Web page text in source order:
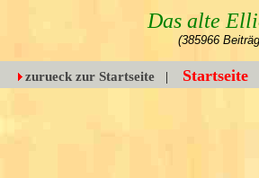
Das alte
(385966
zurueck zur Startseite | Startseite